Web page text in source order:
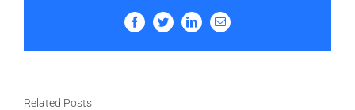
FacebookTwitterLinkedInEmail
Related Posts